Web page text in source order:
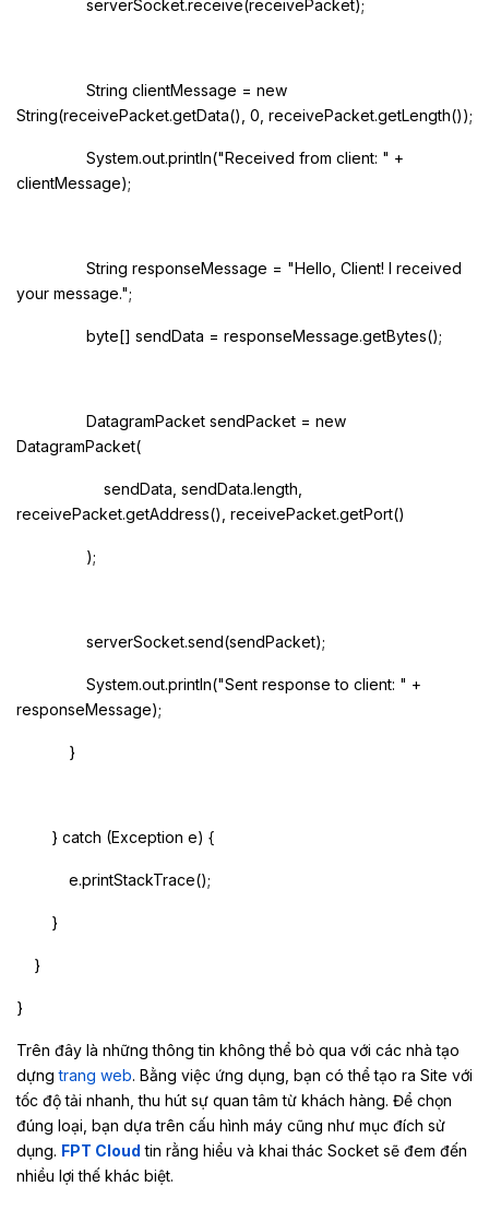
serverSocket.receive(receivePacket);
String clientMessage = new
String(receivePacket.getData(), 0, receivePacket.getLength());
System.out.println("Received from client: " +
clientMessage);
String responseMessage = "Hello, Client! I received
your message.";
byte[] sendData = responseMessage.getBytes();
DatagramPacket sendPacket = new
DatagramPacket(
sendData, sendData.length,
receivePacket.getAddress(), receivePacket.getPort()
);
serverSocket.send(sendPacket);
System.out.println("Sent response to client: " +
responseMessage);
}
} catch (Exception e) {
e.printStackTrace();
}
}
}
Trên đây là những thông tin không thể bỏ qua với các nhà tạo
dựngtrang web. Bằng việc ứng dụng, bạn có thể tạo ra Site với
tốc độ tải nhanh, thu hút sự quan tâm từ khách hàng. Để chọn
đúng loại, bạn dựa trên cấu hình máy cũng như mục đích sử
dụng. FPT Cloud tin rằng hiểu và khai thác Socket sẽ đem đến
nhiều lợi thế khác biệt.